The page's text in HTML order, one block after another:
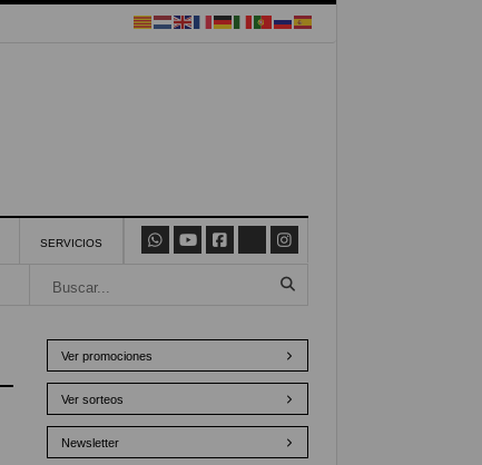
SERVICIOS
Ver promociones
Ver sorteos
Newsletter